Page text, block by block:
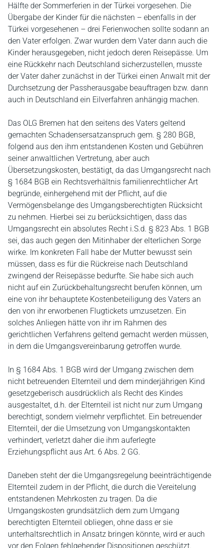
Hälfte der Sommerferien in der Türkei vorgesehen. Die
Übergabe der Kinder für die nächsten – ebenfalls in der
Türkei vorgesehenen – drei Ferienwochen sollte sodann an
den Vater erfolgen. Zwar wurden dem Vater dann auch die
Kinder herausgegeben, nicht jedoch deren Reisepässe. Um
eine Rückkehr nach Deutschland sicherzustellen, musste
der Vater daher zunächst in der Türkei einen Anwalt mit der
Durchsetzung der Passherausgabe beauftragen bzw. dann
auch in Deutschland ein Eilverfahren anhängig machen.
Das OLG Bremen hat den seitens des Vaters geltend
gemachten Schadensersatzanspruch gem. § 280 BGB,
folgend aus den ihm entstandenen Kosten und Gebühren
seiner anwaltlichen Vertretung, aber auch
Übersetzungskosten, bestätigt, da das Umgangsrecht nach
§ 1684 BGB ein Rechtsverhältnis familienrechtlicher Art
begründe, einhergehend mit der Pflicht, auf die
Vermögensbelange des Umgangsberechtigten Rücksicht
zu nehmen. Hierbei sei zu berücksichtigen, dass das
Umgangsrecht ein absolutes Recht i.S.d. § 823 Abs. 1 BGB
sei, das auch gegen den Mitinhaber der elterlichen Sorge
wirke. Im konkreten Fall habe der Mutter bewusst sein
müssen, dass es für die Rückreise nach Deutschland
zwingend der Reisepässe bedurfte. Sie habe sich auch
nicht auf ein Zurückbehaltungsrecht berufen können, um
eine von ihr behauptete Kostenbeteiligung des Vaters an
den von ihr erworbenen Flugtickets umzusetzen. Ein
solches Anliegen hätte von ihr im Rahmen des
gerichtlichen Verfahrens geltend gemacht werden müssen,
in dem die Umgangsvereinbarung getroffen wurde.
In § 1684 Abs. 1 BGB wird der Umgang zwischen dem
nicht betreuenden Elternteil und dem minderjährigen Kind
gesetzgeberisch ausdrücklich als Recht des Kindes
ausgestaltet, d.h. der Elternteil ist nicht nur zum Umgang
berechtigt, sondern vielmehr verpflichtet. Ein betreuender
Elternteil, der die Umsetzung von Umgangskontakten
verhindert, verletzt daher die ihm auferlegte
Erziehungspflicht aus Art. 6 Abs. 2 GG.
Daneben steht der die Umgangsregelung beeinträchtigende
Elternteil zudem in der Pflicht, die durch die Vereitelung
entstandenen Mehrkosten zu tragen. Da die
Umgangskosten grundsätzlich dem zum Umgang
berechtigten Elternteil obliegen, ohne dass er sie
unterhaltsrechtlich in Ansatz bringen könnte, wird er auch
vor den Folgen fehlgehender Dispositionen geschützt.